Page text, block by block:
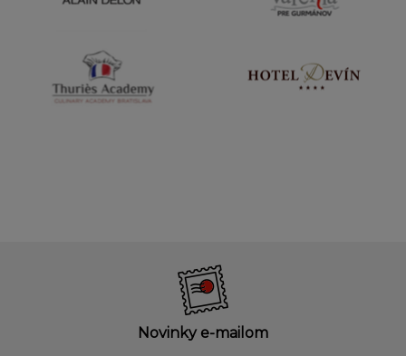
Novinky e-mailom